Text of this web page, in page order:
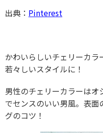
出典： Pinterest
かわいらしいチェリーカ
若々しいスタイルに！
男性のチェリーカラーは
でセンスのいい男風。表
グのコツ！